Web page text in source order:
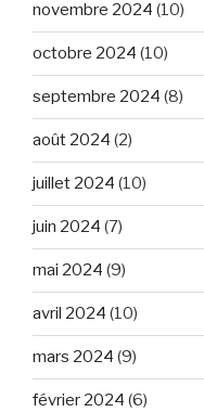
novembre 2024 (10)
octobre 2024 (10)
septembre 2024 (8)
août 2024 (2)
juillet 2024 (10)
juin 2024 (7)
mai 2024 (9)
avril 2024 (10)
mars 2024 (9)
février 2024 (6)